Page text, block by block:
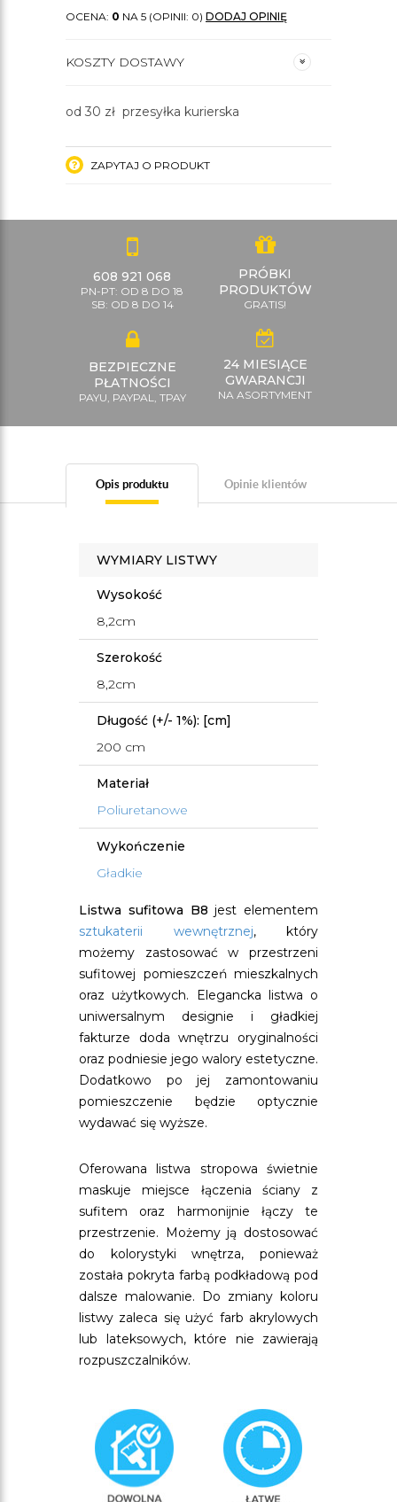
OCENA: 0 NA 5 (OPINII: 0) DODAJ OPINIĘ
KOSZTY DOSTAWY
od 30 zł przesyłka kurierska
ZAPYTAJ O PRODUKT
608 921 068
PN-PT: OD 8 DO 18
SB: OD 8 DO 14
PRÓBKI
PRODUKTÓW
GRATIS!
BEZPIECZNE
PŁATNOŚCI
PAYU, PAYPAL, TPAY
24 MIESIĄCE
GWARANCJI
NA ASORTYMENT
Opis produktu Opinie klientów
WYMIARY LISTWY
Wysokość
8,2cm
Szerokość
8,2cm
Długość (+/- 1%): [cm]
200 cm
Materiał
Poliuretanowe
Wykończenie
Gładkie
Listwa sufitowa B8 jest elementem
sztukaterii wewnętrznej, który
możemy zastosować w przestrzeni
sufitowej pomieszczeń mieszkalnych
oraz użytkowych. Elegancka listwa o
uniwersalnym designie i gładkiej
fakturze doda wnętrzu oryginalności
oraz podniesie jego walory estetyczne.
Dodatkowo po jej zamontowaniu
pomieszczenie będzie optycznie
wydawać się wyższe.
Oferowana listwa stropowa świetnie
maskuje miejsce łączenia ściany z
sufitem oraz harmonijnie łączy te
przestrzenie. Możemy ją dostosować
do kolorystyki wnętrza, ponieważ
została pokryta farbą podkładową pod
dalsze malowanie. Do zmiany koloru
listwy zaleca się użyć farb akrylowych
lub lateksowych, które nie zawierają
rozpuszczalników.